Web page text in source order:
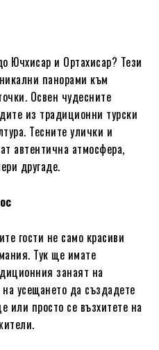
Ючхисар и Ортахисар? Тези
панорами към
Освен чудесните
из традиционни турски
Тесните улички и
автентична атмосфера,
другаде.
гости не само красиви
Тук ще имате
занаят на
усещането да създадете
или просто се възхитете на